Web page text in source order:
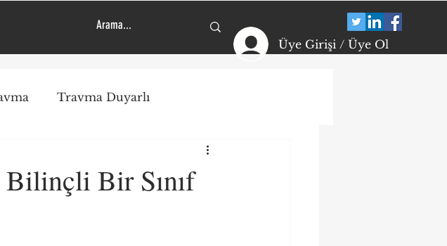
Üye Girişi / Üye Ol
Travma Duyarlı
Psikolojik Dayanıklılık
Bir Sınıf